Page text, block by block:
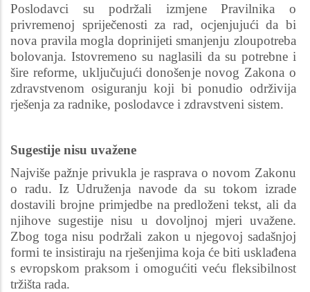
Poslodavci su podržali izmjene Pravilnika o
privremenoj spriječenosti za rad, ocjenjujući da bi
nova pravila mogla doprinijeti smanjenju zloupotreba
bolovanja. Istovremeno su naglasili da su potrebne i
šire reforme, uključujući donošenje novog Zakona o
zdravstvenom osiguranju koji bi ponudio održivija
rješenja za radnike, poslodavce i zdravstveni sistem.
Sugestije nisu uvažene
Najviše pažnje privukla je rasprava o novom Zakonu
o radu. Iz Udruženja navode da su tokom izrade
dostavili brojne primjedbe na predloženi tekst, ali da
njihove sugestije nisu u dovoljnoj mjeri uvažene.
Zbog toga nisu podržali zakon u njegovoj sadašnjoj
formi te insistiraju na rješenjima koja će biti usklađena
s evropskom praksom i omogućiti veću fleksibilnost
tržišta rada.